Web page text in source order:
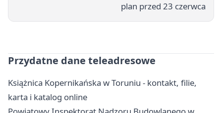
plan przed 23 czerwca
Przydatne dane teleadresowe
Książnica Kopernikańska w Toruniu - kontakt, filie,
karta i katalog online